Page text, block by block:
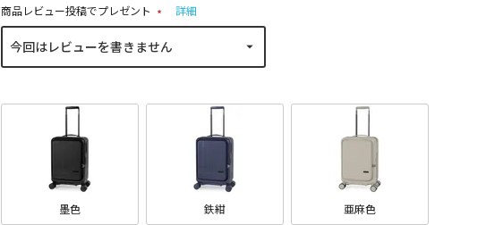
商品レビュー投稿でプレゼント
(
必
)
詳細
墨色 鉄紺 亜麻色